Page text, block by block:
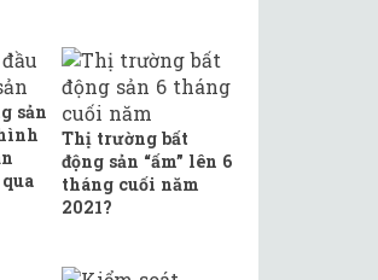
sản
Thị trường bất
động sản “ấm” lên 6
tháng cuối năm
2021?